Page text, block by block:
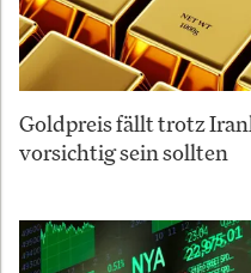
Goldpreis fällt trotz
vorsichtig sein sollten